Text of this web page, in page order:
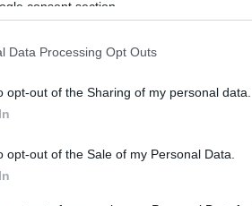
consent section.
Data Processing Opt Outs
opt-out of the Sharing of my personal data.
opt-out of the Sale of my Personal Data.
a fedélzeti
logisztikai feladatokra,
kommunikációs átjátszó
valamint elektronikai